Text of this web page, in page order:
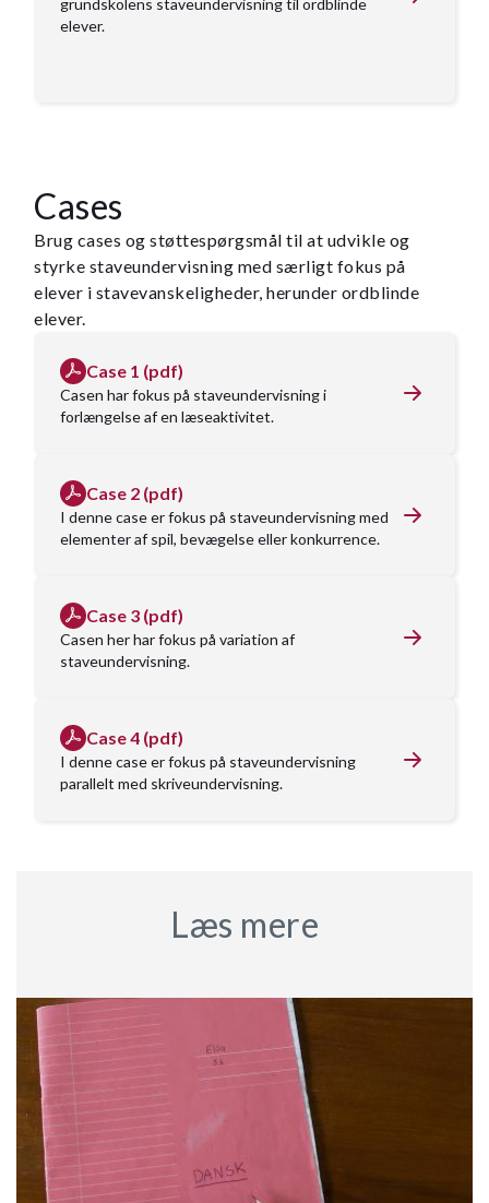
grundskolens staveundervisning til ordblinde
elever.
Cases
Brug cases og støttespørgsmål til at udvikle og
styrke staveundervisning med særligt fokus på
elever i stavevanskeligheder, herunder ordblinde
elever.
Case 1 (pdf)
Casen har fokus på staveundervisning i
forlængelse af en læseaktivitet.
Case 2 (pdf)
I denne case er fokus på staveundervisning med
elementer af spil, bevægelse eller konkurrence.
Case 3 (pdf)
Casen her har fokus på variation af
staveundervisning.
Case 4 (pdf)
I denne case er fokus på staveundervisning
parallelt med skriveundervisning.
Læs mere